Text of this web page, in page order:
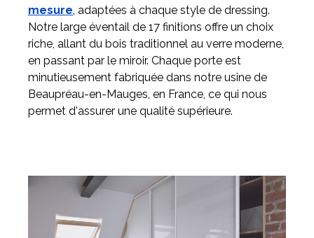
mesure , adaptées à chaque style de dressing.
Notre large éventail de 17 finitions offre un choix
riche, allant du bois traditionnel au verre moderne,
en passant par le miroir. Chaque porte est
minutieusement fabriquée dans notre usine de
Beaupréau-en-Mauges, en France, ce qui nous
permet d'assurer une qualité supérieure.